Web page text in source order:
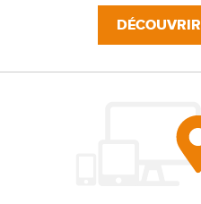
DÉCOUVRIR